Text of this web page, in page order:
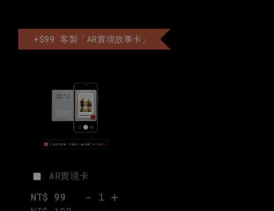
+$99 客製「AR實境故事卡」
AR實境卡
NT$ 99
- +